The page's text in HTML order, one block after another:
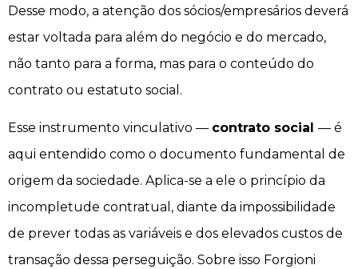
Desse modo, a atenção dos sócios/empresários deverá
estar voltada para além do negócio e do mercado,
não tanto para a forma, mas para o conteúdo do
contrato ou estatuto social.
Esse instrumento vinculativo — contrato social — é
aqui entendido como o documento fundamental de
origem da sociedade. Aplica-se a ele o princípio da
incompletude contratual, diante da impossibilidade
de prever todas as variáveis e dos elevados custos de
transação dessa perseguição. Sobre isso Forgioni